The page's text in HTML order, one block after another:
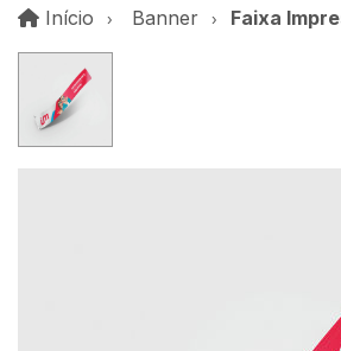
Início InícioBanner Faixa